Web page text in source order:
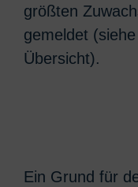
größten
gemeldet
Übersicht).
Ein Grund für